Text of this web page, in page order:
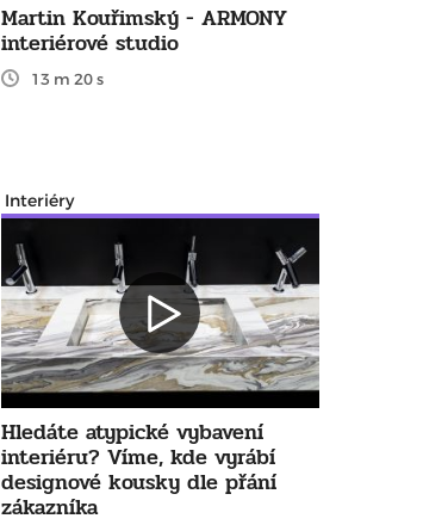
Martin Kouřimský - ARMONY
interiérové studio
13 m 20 s
Interiéry
Hledáte atypické vybavení
interiéru? Víme, kde vyrábí
designové kousky dle přání
zákazníka